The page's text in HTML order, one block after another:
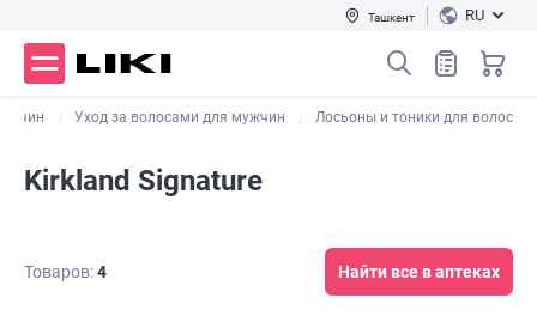
Ташкент RU
Уход за волосами для мужчин Лосьоны и тоники для волос
Kirkland Signature
Товаров:4 Найти все в аптеках